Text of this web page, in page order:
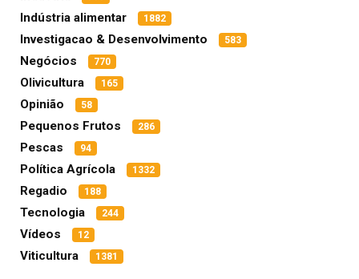
Indústria alimentar 1882
Investigacao & Desenvolvimento 583
Negócios 770
Olivicultura 165
Opinião 58
Pequenos Frutos 286
Pescas 94
Política Agrícola 1332
Regadio 188
Tecnologia 244
Vídeos 12
Viticultura 1381